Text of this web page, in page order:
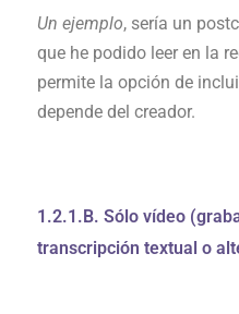
Un ejemplo, sería un
que he podido leer en la
permite la opción de
depende del creador.
1.2.1.B. Sólo vídeo
transcripción textual o